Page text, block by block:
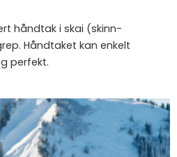
håndtak i skai (skinn-
Håndtaket kan enkelt
perfekt.